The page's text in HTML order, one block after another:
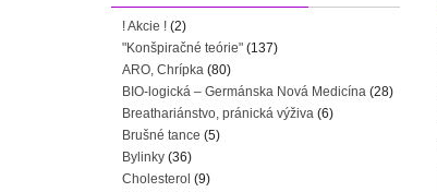
! Akcie ! (2)
"Konšpiračné teórie" (137)
ARO, Chrípka (80)
BIO-logická – Germánska Nová Medicína (28)
Breathariánstvo, pránická výživa (6)
Brušné tance (5)
Bylinky (36)
Cholesterol (9)